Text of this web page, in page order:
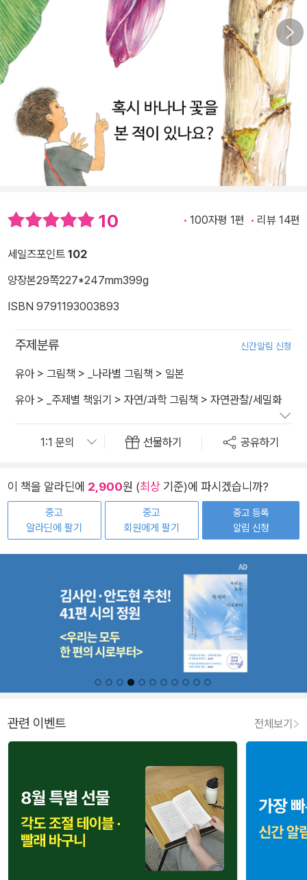
10 100자평 1편 리뷰 14편
세일즈포인트 102
양장본29쪽227*247mm399g
ISBN 9791193003893
주제분류 신간알림 신청
유아> 그림책 > _나라별 그림책 > 일본
유아> _주제별 책읽기 > 자연/과학 그림책 > 자연관찰/세밀화
선물하기 공유하기
이 책을 알라딘에 2,900원 (최상 기준)에 파시겠습니까?
중고
알라딘에 팔기
중고
회원에게 팔기
중고 등록
알림 신청
관련 이벤트 전체보기